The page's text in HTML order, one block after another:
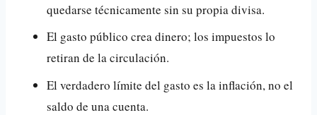
quedarse técnicamente sin su propia divisa.
El gasto público crea dinero; los impuestos lo
retiran de la circulación.
El verdadero límite del gasto es la inflación, no el
saldo de una cuenta.